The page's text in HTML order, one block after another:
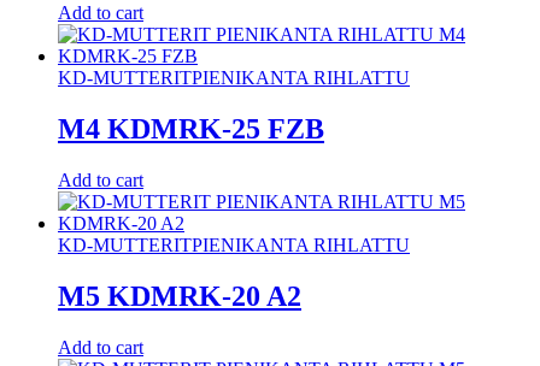
Add to cart
KD-MUTTERITPIENIKANTA RIHLATTU
M4 KDMRK-25 FZB
Add to cart
KD-MUTTERITPIENIKANTA RIHLATTU
M5 KDMRK-20 A2
Add to cart